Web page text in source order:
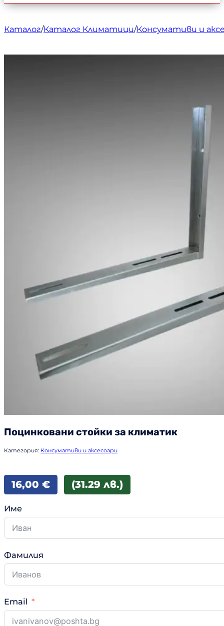
Каталог/Каталог Климатици/Консумативи и
Поцинковани стойки за климатик
Категория: Консумативи и аксесоари
16,00 € (31.29 лв.)
Име
Фамилия
Email